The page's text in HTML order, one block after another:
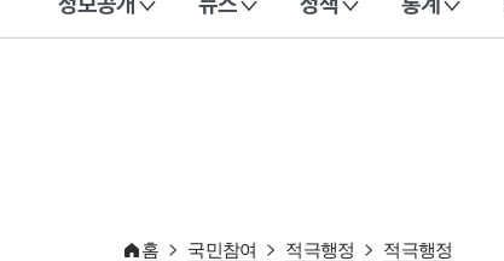
이 누리집은 대한민국 공식 전자정부 누리집입니다.
홈 국민참여 적극행정 적극행정